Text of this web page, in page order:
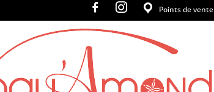
e
i
t
m
Points de vente